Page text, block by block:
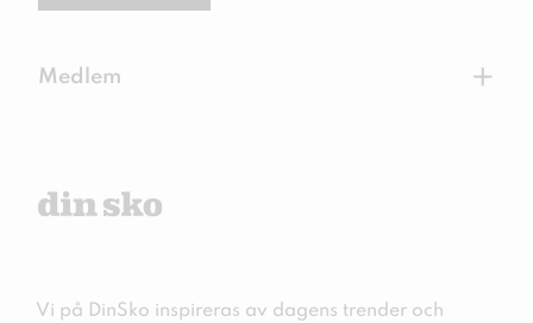
Medlem +
Vi på DinSko inspireras av dagens trender och